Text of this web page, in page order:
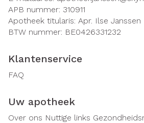
APB nummer: 310911
Apotheek titularis: Apr. Ilse Janssen
BTW nummer: BE0426331232
Klantenservice
FAQ
Uw apotheek
Over ons Nuttige links